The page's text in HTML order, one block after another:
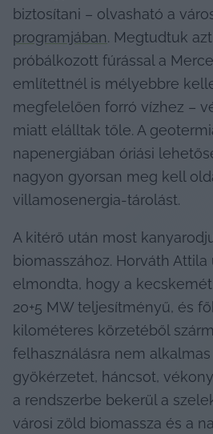
biztosítani – olvasható a
programjában. Megtudtuk
próbálkozott fúrással a
említettnél is mélyebbre
megfelelően forró vízhez –
miatt elálltak tőle. A
napenergiában óriási
nagyon gyorsan meg kell
villamosenergia-tárolást.
A kitérő után most
biomasszához. Horváth
elmondta, hogy a
20+5 MW teljesítményű, és
kilométeres körzetéből
felhasználásra nem
gyökérzetet, háncsot,
a rendszerbe bekerül a
városi zöld biomassza és a